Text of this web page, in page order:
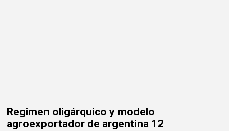
Regimen oligárquico y modelo
agroexportador de argentina 12